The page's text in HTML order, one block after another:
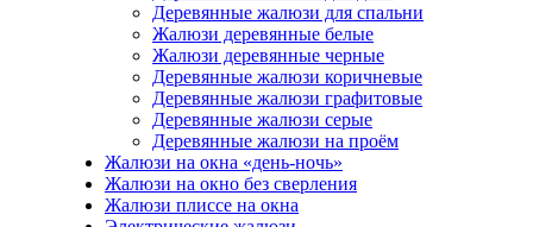
Деревянные жалюзи для спальни
Жалюзи деревянные белые
Жалюзи деревянные черные
Деревянные жалюзи коричневые
Деревянные жалюзи графитовые
Деревянные жалюзи серые
Деревянные жалюзи на проём
Жалюзи на окна «день-ночь»
Жалюзи на окно без сверления
Жалюзи плиссе на окна